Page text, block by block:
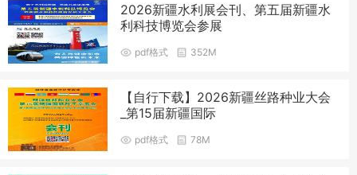
2026新疆水利展会刊、第五届新疆水
利科技博览会参展
pdf格式 352M
【自行下载】2026新疆丝路种业大会
_第15届新疆国际
pdf格式 78M